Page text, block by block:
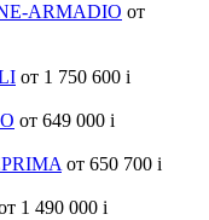
ARMADIO от
от 1 750 600 i
от 649 000 i
от 650 700 i
1 490 000 i